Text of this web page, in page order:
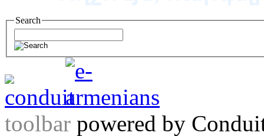
Search
toolbar powered by